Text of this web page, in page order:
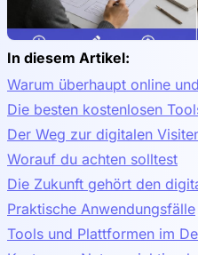
In diesem Artikel:
Warum überhaupt online
Die besten kostenlosen
Der Weg zur digitalen
Worauf du achten solltest
Die Zukunft gehört den
Praktische Anwendungsfälle
Tools und Plattformen im